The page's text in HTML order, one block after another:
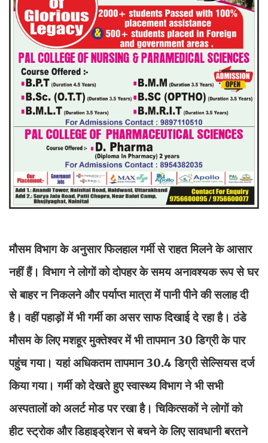
मौसम विभाग के अनुसार फिलहाल गर्मी से राहत मिलने के आसार
नहीं हैं। विभाग ने लोगों को दोपहर के समय अनावश्यक रूप से घर
से बाहर न निकलने और पर्याप्त मात्रा में पानी पीने की सलाह दी
है। वहीं पहाड़ों में भी गर्मी का असर साफ दिखाई दे रहा है। ठंडे
मौसम के लिए मशहूर मुक्तेश्वर में भी तापमान 30 डिग्री के पार
पहुंच गया। यहां अधिकतम तापमान 30.4 डिग्री सेल्सियस दर्ज
किया गया। गर्मी को देखते हुए स्वास्थ्य विभाग ने भी सभी
अस्पतालों को अलर्ट मोड पर रखा है। चिकित्सकों ने लोगों को
हीट स्ट्रोक और डिहाइड्रेशन से बचने के लिए सावधानी बरतने